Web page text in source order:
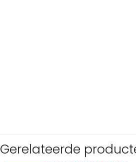
Gerelateerde